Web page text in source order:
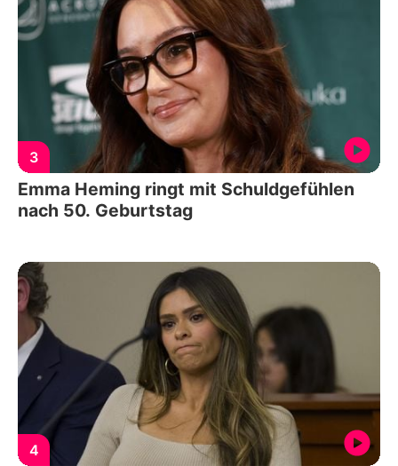
3
Emma Heming ringt mit Schuldgefühlen
nach 50. Geburtstag
4